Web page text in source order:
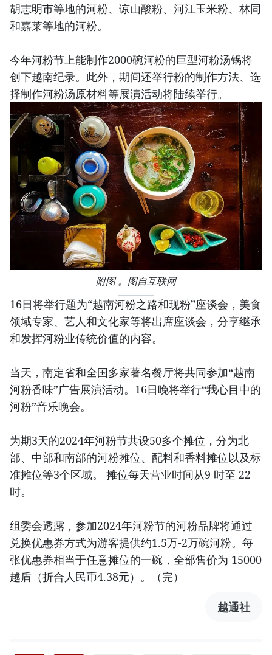
胡志明市等地的河粉、谅山酸粉、河江玉米粉、林同
和嘉莱等地的河粉。
今年河粉节上能制作2000碗河粉的巨型河粉汤锅将
创下越南纪录。此外，期间还举行粉的制作方法、选
择制作河粉汤原材料等展演活动将陆续举行。
附图 。图自互联网
16日将举行题为“越南河粉之路和现粉”座谈会，美食
领域专家、艺人和文化家等将出席座谈会，分享继承
和发挥河粉业传统价值的内容。
当天，南定省和全国多家著名餐厅将共同参加“越南
河粉香味”广告展演活动。16日晚将举行“我心目中的
河粉”音乐晚会。
为期3天的2024年河粉节共设50多个摊位，分为北
部、中部和南部的河粉摊位、配料和香料摊位以及标
准摊位等3个区域。 摊位每天营业时间从9 时至 22
时。
组委会透露，参加2024年河粉节的河粉品牌将通过
兑换优惠券方式为游客提供约1.5万-2万碗河粉。每
张优惠券相当于任意摊位的一碗，全部售价为 15000
越盾（折合人民币4.38元）。（完）
越通社